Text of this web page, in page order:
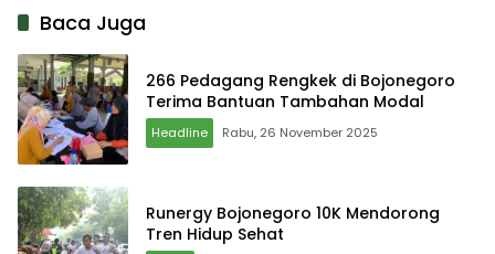
Baca Juga
266 Pedagang Rengkek di Bojonegoro
Terima Bantuan Tambahan Modal
Headline Rabu, 26 November 2025
Runergy Bojonegoro 10K Mendorong
Tren Hidup Sehat